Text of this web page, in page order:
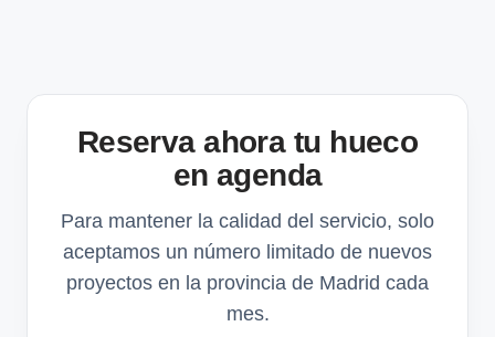
Reserva ahora tu hueco
en agenda
Para mantener la calidad del servicio, solo
aceptamos un número limitado de nuevos
proyectos en la provincia de Madrid cada
mes.